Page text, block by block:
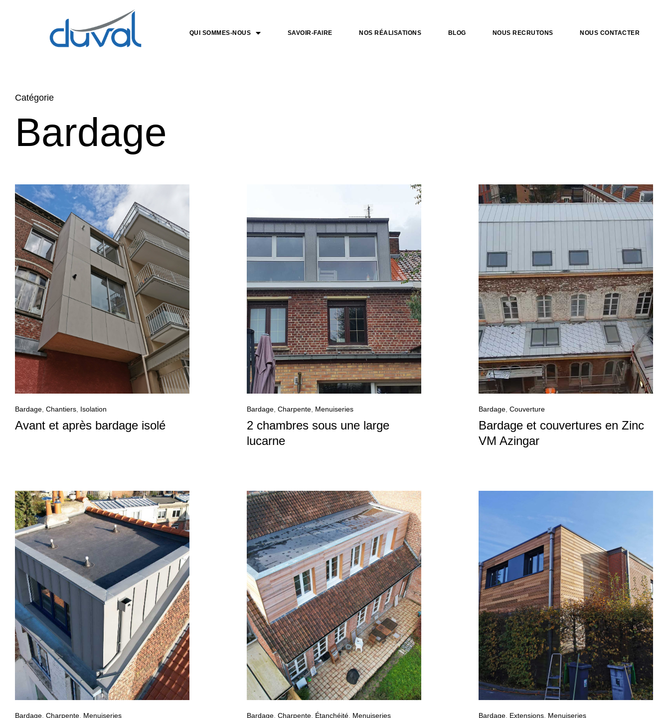
QUI SOMMES-NOUS SAVOIR-FAIRE NOS RÉALISATIONS BLOG NOUS RECRUTONS NOUS CONTACTER
Catégorie
Bardage
Bardage, Chantiers, Isolation
Avant et après bardage isolé
Bardage, Charpente, Menuiseries
2 chambres sous une large
lucarne
Bardage, Couverture
Bardage et couvertures en Zinc
VM Azingar
Bardage, Charpente, Menuiseries Bardage, Charpente, Étanchéité, Menuiseries Bardage, Extensions, Menuiseries